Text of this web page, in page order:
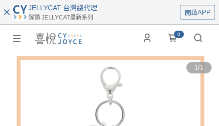
JELLYCAT 台灣總代理
解鎖 JELLYCAT最新系列
開啟APP
0
1/1